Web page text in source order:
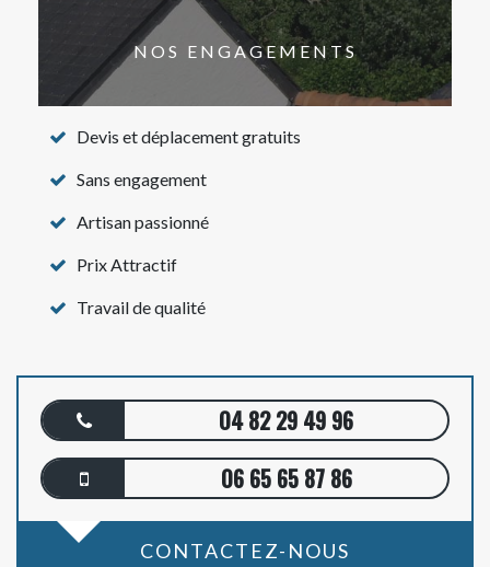
NOS ENGAGEMENTS
Devis et déplacement gratuits
Sans engagement
Artisan passionné
Prix Attractif
Travail de qualité
04 82 29 49 96
06 65 65 87 86
CONTACTEZ-NOUS